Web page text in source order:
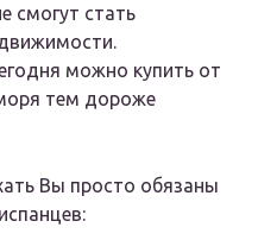
смогут стать
можно купить от
тем дороже
Вы просто обязаны